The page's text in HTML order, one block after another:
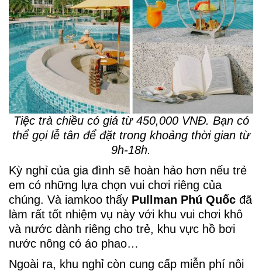
Tiệc trà chiều có giá từ 450,000 VNĐ. Bạn có
thể gọi lễ tân để đặt trong khoảng thời gian từ
9h-18h.
Kỳ nghỉ của gia đình sẽ hoàn hảo hơn nếu trẻ
em có những lựa chọn vui chơi riêng của
chúng. Và iamkoo thấy Pullman Phú Quốc đã
làm rất tốt nhiệm vụ này với khu vui chơi khô
và nước dành riêng cho trẻ, khu vực hồ bơi
nước nông có áo phao…
Ngoài ra, khu nghỉ còn cung cấp miễn phí nôi